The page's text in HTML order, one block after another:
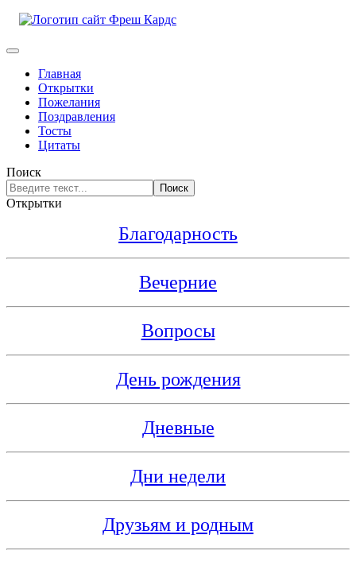
Главная
Открытки
Пожелания
Поздравления
Тосты
Цитаты
Поиск
Поиск
Открытки
Благодарность
Вечерние
Вопросы
День рождения
Дневные
Дни недели
Друзьям и родным